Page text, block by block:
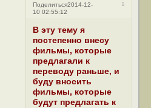
Поделиться 1
2014-12-
10 02:55:12
В эту тему я
постепенно внесу
фильмы, которые
предлагали к
переводу раньше, и
буду вносить
фильмы, которые
будут предлагать к